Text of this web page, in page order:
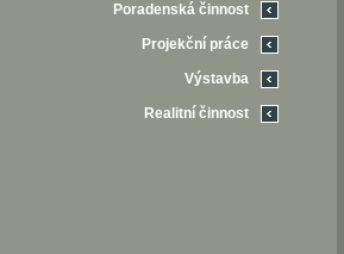
Poradenská činnost
Projekční práce
Výstavba
Realitní činnost